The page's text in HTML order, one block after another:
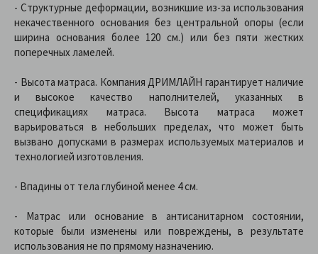
- Структурные деформации, возникшие из-за использования
некачественного основания без центральной опоры (если
ширина основания более 120 см.) или без пяти жестких
поперечных ламелей.
- Высота матраса. Компания ДРИМЛАЙН гарантирует наличие
и высокое качество наполнителей, указанных в
спецификациях матраса. Высота матраса может
варьироваться в небольших пределах, что может быть
вызвано допусками в размерах используемых материалов и
технологией изготовления.
- Впадины от тела глубиной менее 4 см.
- Матрас или основание в антисанитарном состоянии,
которые были изменены или повреждены, в результате
использования не по прямому назначению.